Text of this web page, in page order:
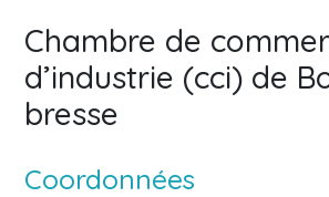
Chambre de
d’industrie (cci) de
bresse
Coordonnées